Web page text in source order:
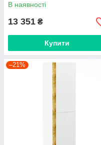
В наявності
13 351 ₴
Купити
–21%